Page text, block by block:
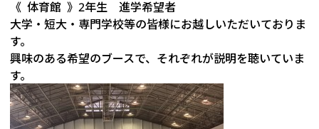
《 体育館 》2年生 進学希望者
大学・短大・専門学校等の皆様にお越しいただいておりま
す。
興味のある希望のブースで、それぞれが説明を聴いていま
す。